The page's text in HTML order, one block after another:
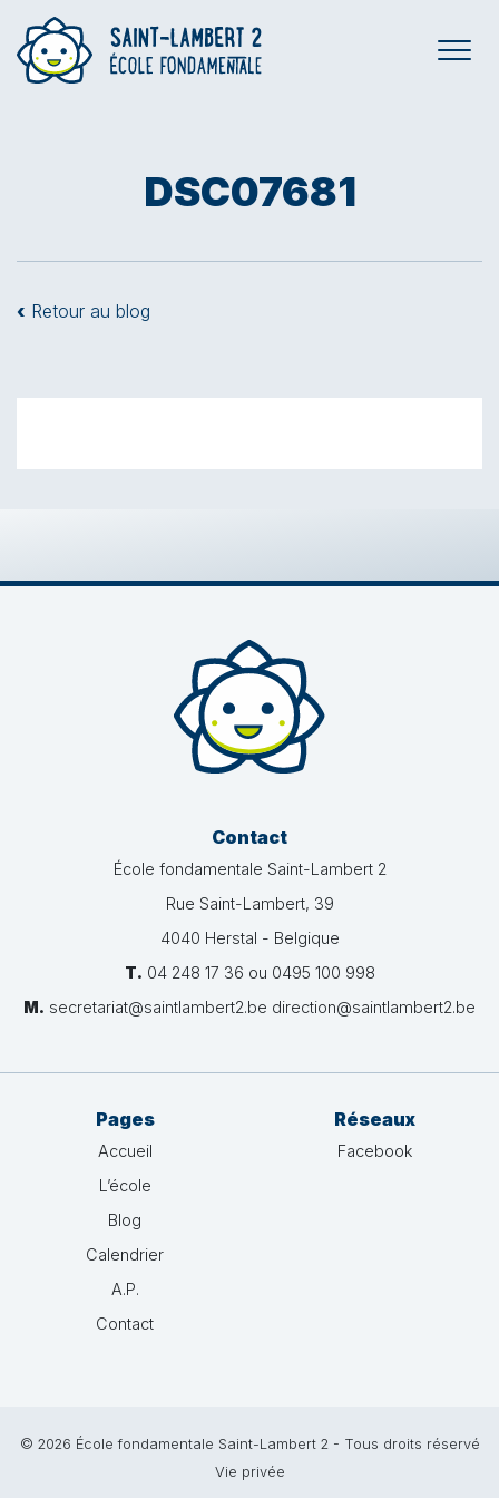
DSC07681
‹ Retour au blog
Contact
École fondamentale Saint-Lambert 2
Rue Saint-Lambert, 39
4040 Herstal - Belgique
T. 04 248 17 36 ou 0495 100 998
M. secretariat@saintlambert2.be direction@saintlambert2.be
Pages
Accueil
L’école
Blog
Calendrier
A.P.
Contact
Réseaux
Facebook
© 2026 École fondamentale Saint-Lambert 2 - Tous droits réservé
Vie privée